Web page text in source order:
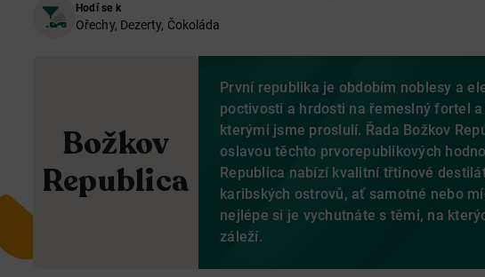
Hodí se k
Ořechy, Dezerty, Čokoláda
Božkov
Republica
První republika je obdobím noblesy a
poctivosti a hrdosti na řemeslný fortel a
kterými jsme proslulí. Řada Božkov
oslavou těchto prvorepublikových
Republica nabízí kvalitní třtinové
karibských ostrovů, ať samotné nebo
nejlépe si je vychutnáte s těmi, na
záleží.